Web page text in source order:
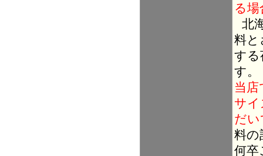
る
北
料と
する
す。
当
サ
だ
料の
何卒